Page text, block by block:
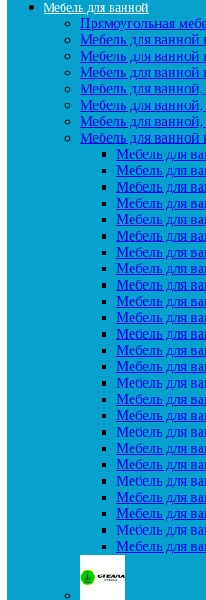
Мебель для ванной
Прямоугольная
Мебель для
Мебель для
Мебель для
Мебель для
Мебель для ванной,
Мебель для
Мебель для ванной
Мебель для
Мебель для
Мебель для
Мебель для
Мебель для
Мебель для
Мебель для
Мебель для
Мебель для
Мебель для
Мебель для
Мебель для
Мебель для
Мебель для
Мебель для
Мебель для
Мебель для
Мебель для
Мебель для
Мебель для
Мебель для
Мебель для
Мебель для
Мебель для
Мебель для